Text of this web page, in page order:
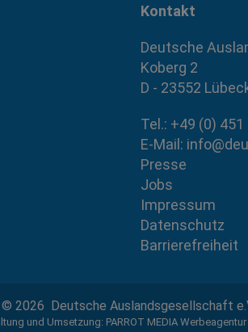
Kontakt
Deutsche
Koberg 2
D - 23552
Tel.: +49 (0) 451
E-Mail:
Presse
Jobs
Impressum
Datenschutz
Barrierefreiheit
© 2026 Deutsche Auslandsgesellschaft
und Umsetzung: PARROT MEDIA